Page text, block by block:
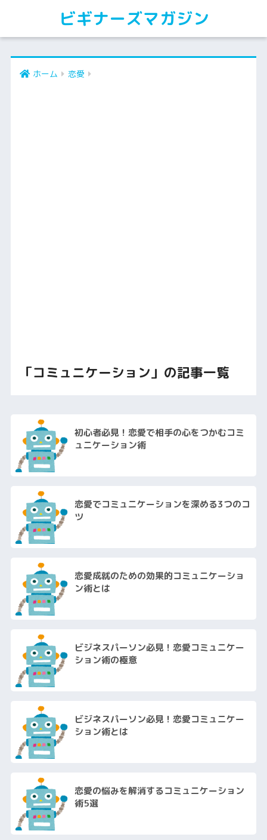
ビギナーズマガジン
ホーム 恋愛
「コミュニケーション」の記事一覧
初心者必見！恋愛で相手の心をつかむコミ
ュニケーション術
恋愛でコミュニケーションを深める3つのコ
ツ
恋愛成就のための効果的コミュニケーショ
ン術とは
ビジネスパーソン必見！恋愛コミュニケー
ション術の極意
ビジネスパーソン必見！恋愛コミュニケー
ション術とは
恋愛の悩みを解消するコミュニケーション
術5選